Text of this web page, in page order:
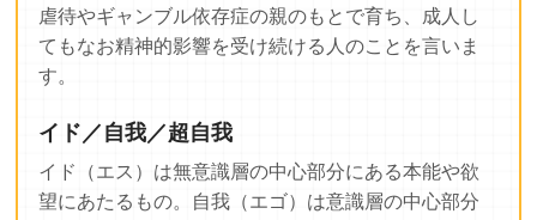
虐待やギャンブル依存症の親のもとで育ち、成人し
てもなお精神的影響を受け続ける人のことを言いま
す。
イド／自我／超自我
イド（エス）は無意識層の中心部分にある本能や欲
望にあたるもの。自我（エゴ）は意識層の中心部分